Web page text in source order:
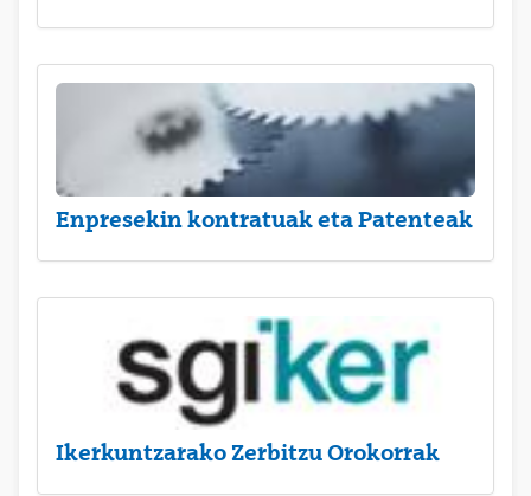
Enpresekin kontratuak eta Patenteak
Ikerkuntzarako Zerbitzu Orokorrak